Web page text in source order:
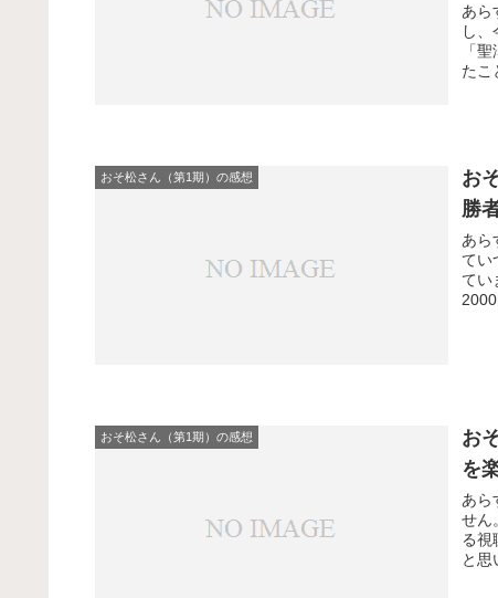
あら
し
「
たこ
おそ松さん（第1期）の感想
お
勝
あら
てい
てい
おそ松さん（第1期）の感想
お
を
あら
せん
る視
と思